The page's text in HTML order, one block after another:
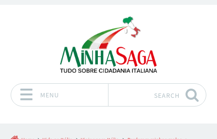
MENU SEARCH